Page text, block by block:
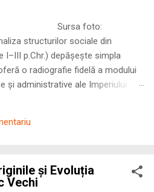
foto:
structurilor sociale din
I–III p.Chr.) depășește simpla
o radiografie fidelă a modului
și administrative ale Imperiului
excepțională a lumii romane
socială dinamică și de o libertate
romani ( cives Romani ) în
– ne permite să măsurăm cu
și Evoluția
Vechi